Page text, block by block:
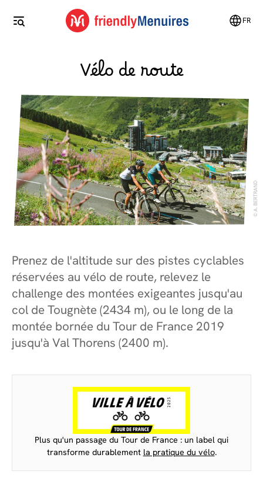
FR
Vélo de route
A. BERTRAND
Prenez de l'altitude sur des pistes cyclables
réservées au vélo de route, relevez le
challenge des montées exigeantes jusqu'au
col de Tougnète (2434 m), ou le long de la
montée bornée du Tour de France 2019
jusqu'à Val Thorens (2400 m).
Plus qu'un passage du Tour de France : un label qui
transforme durablement la pratique du vélo.